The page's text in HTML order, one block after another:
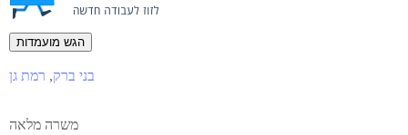
הגש מועמדות
בני ברק, רמת גן
משרה מלאה